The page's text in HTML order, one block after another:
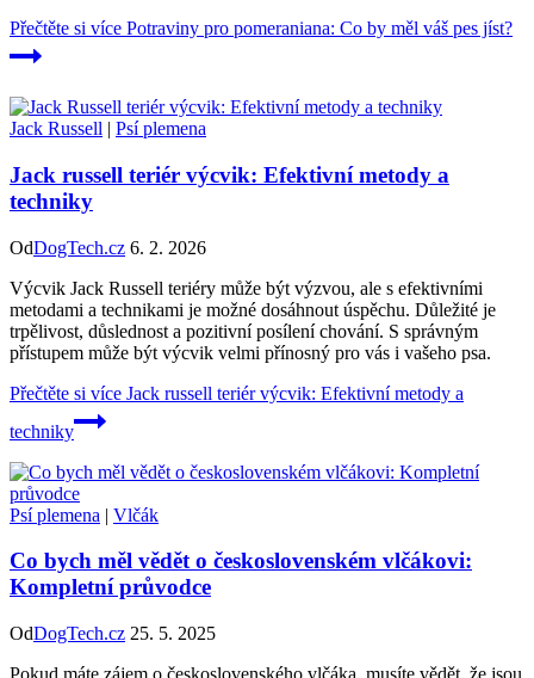
Přečtěte si více Potraviny pro pomeraniana: Co by měl váš pes jíst?
Jack Russell | Psí plemena
Jack russell teriér výcvik: Efektivní metody a
techniky
OdDogTech.cz 6. 2. 2026
Výcvik Jack Russell teriéry může být výzvou, ale s efektivními
metodami a technikami je možné dosáhnout úspěchu. Důležité je
trpělivost, důslednost a pozitivní posílení chování. S správným
přístupem může být výcvik velmi přínosný pro vás i vašeho psa.
Přečtěte si více Jack russell teriér výcvik: Efektivní metody a
techniky
Psí plemena | Vlčák
Co bych měl vědět o československém vlčákovi:
Kompletní průvodce
OdDogTech.cz 25. 5. 2025